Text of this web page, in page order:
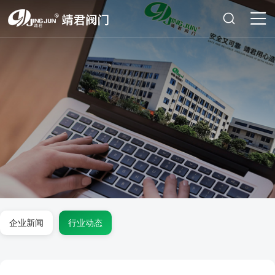
企业新闻 行业动态